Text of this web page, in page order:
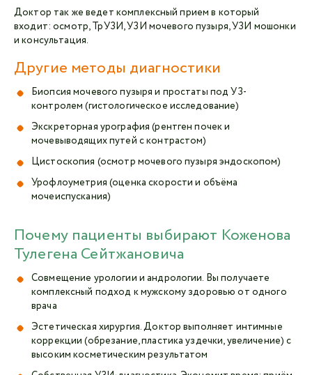
Доктор так же ведет комплексный прием в который
входит: осмотр, ТрУЗИ, УЗИ мочевого пузыря, УЗИ мошонки
и консультация.
Другие методы диагностики
Биопсия мочевого пузыря и простаты под УЗ-
контролем (гистологическое исследование)
Экскреторная урография (рентген почек и
мочевыводящих путей с контрастом)
Цистоскопия (осмотр мочевого пузыря эндоскопом)
Урофлоуметрия (оценка скорости и объёма
мочеиспускания)
Почему пациенты выбирают Коженова
Тулегена Сейтжановича
Совмещение урологии и андрологии. Вы получаете
комплексный подход к мужскому здоровью от одного
врача
Эстетическая хирургия. Доктор выполняет интимные
коррекции (обрезание, пластика уздечки, увеличение) с
высоким косметическим результатом